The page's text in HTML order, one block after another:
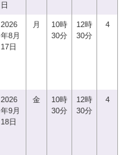
日
2026
年8月
17日
月
10時
30分
12時
30分
4
2026
年9月
18日
金
10時
30分
12時
30分
4